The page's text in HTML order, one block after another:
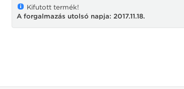
Kifutott termék!
A forgalmazás utolsó napja: 2017.11.18.